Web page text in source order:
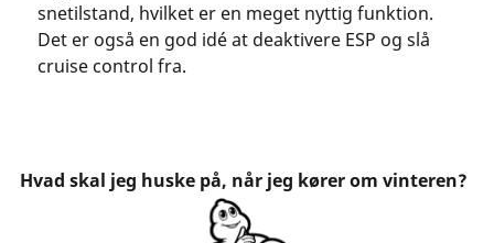
snetilstand, hvilket er en meget nyttig funktion.
Det er også en god idé at deaktivere ESP og slå
cruise control fra.
Hvad skal jeg huske på, når jeg kører om vinteren?